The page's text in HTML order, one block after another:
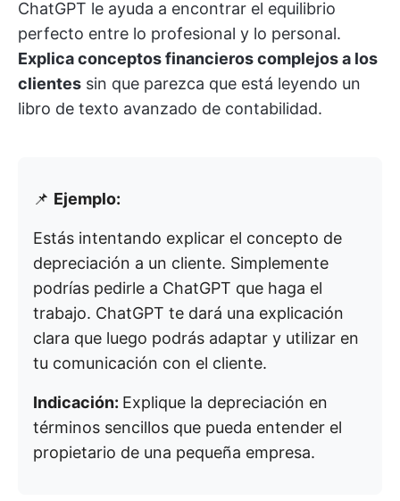
ChatGPT le ayuda a encontrar el equilibrio
perfecto entre lo profesional y lo personal.
Explica conceptos financieros complejos a los
clientes sin que parezca que está leyendo un
libro de texto avanzado de contabilidad.
📌 Ejemplo:
Estás intentando explicar el concepto de
depreciación a un cliente. Simplemente
podrías pedirle a ChatGPT que haga el
trabajo. ChatGPT te dará una explicación
clara que luego podrás adaptar y utilizar en
tu comunicación con el cliente.
Indicación: Explique la depreciación en
términos sencillos que pueda entender el
propietario de una pequeña empresa.